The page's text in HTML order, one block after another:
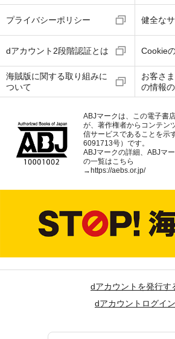
プライバシーポリシー 健全な
dアカウント2段階認証とは Cookie
海賊版に関する取り組みに
ついて
お客さ
の情報
ABJマークは、この電子書
が、著作権者からコンテン
信サービスであることを示
6091713号）です。
ABJマークの詳細、ABJマ
の一覧はこちら
→https://aebs.or.jp/
dアカウントを発行す
dアカウントログイン